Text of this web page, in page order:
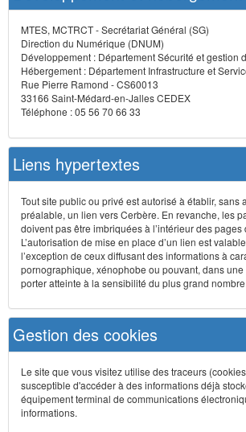
MTES, MCTRCT - Secrétariat Général (SG)
Direction du Numérique (DNUM)
Développement : Département Sécurité et gestion
Hébergement : Département Infrastructure et
Rue Pierre Ramond - CS60013
33166 Saint-Médard-en-Jalles CEDEX
Téléphone : 05 56 70 66 33
Liens hypertextes
Tout site public ou privé est autorisé à établir, sans
préalable, un lien vers Cerbère. En revanche, les
doivent pas être imbriquées à l’intérieur des pages
L’autorisation de mise en place d’un lien est
l’exception de ceux diffusant des informations à
pornographique, xénophobe ou pouvant, dans
porter atteinte à la sensibilité du plus grand nombre.
Gestion des cookies
Le site que vous visitez utilise des traceurs
susceptible d'accéder à des informations déjà
équipement terminal de communications
informations.